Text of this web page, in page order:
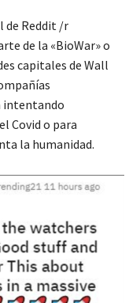
de Reddit /r
de la «BioWar» o
capitales de Wall
intentando
Covid o para
la humanidad.